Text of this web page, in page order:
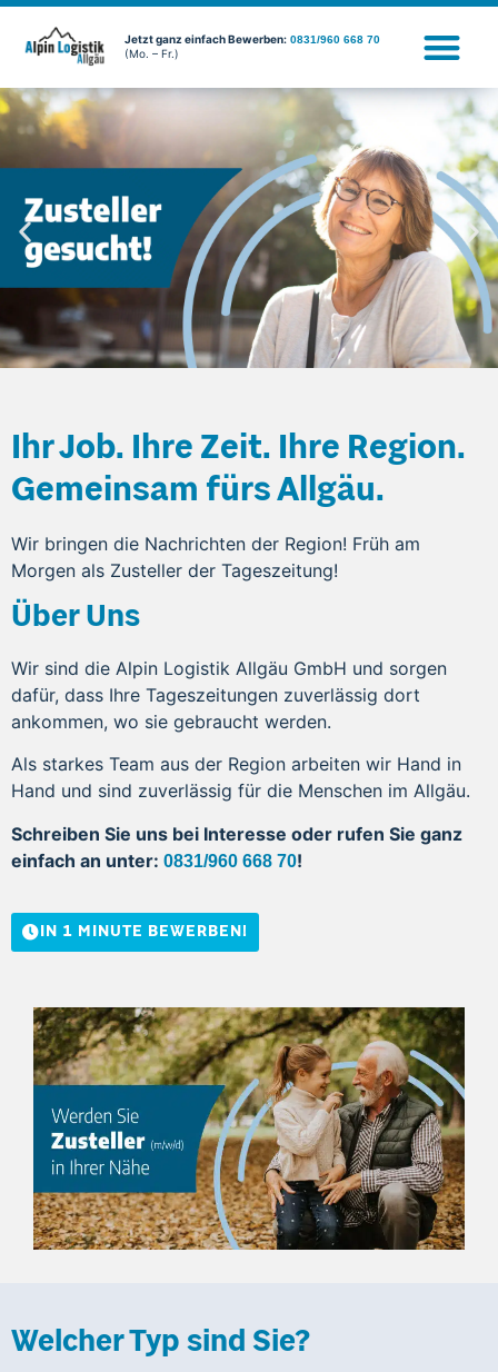
Jetzt ganz einfach Bewerben: 0831/960 668 70
(Mo. – Fr.)
Ihr Job. Ihre Zeit. Ihre Region.
Gemeinsam fürs Allgäu.
Wir bringen die Nachrichten der Region! Früh am
Morgen als Zusteller der Tageszeitung!
Über Uns
Wir sind die Alpin Logistik Allgäu GmbH und sorgen
dafür, dass Ihre Tageszeitungen zuverlässig dort
ankommen, wo sie gebraucht werden.
Als starkes Team aus der Region arbeiten wir Hand in
Hand und sind zuverlässig für die Menschen im Allgäu.
Schreiben Sie uns bei Interesse oder rufen Sie ganz
einfach an unter: 0831/960 668 70!
IN 1 MINUTE BEWERBEN!
Welcher Typ sind Sie?